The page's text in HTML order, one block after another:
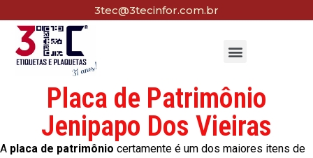
3tec@3tecinfor.com.br
Placa de Patrimônio
Jenipapo Dos Vieiras
A placa de patrimônio certamente é um dos maiores itens de